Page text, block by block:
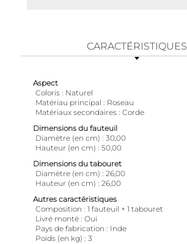
CARACTÉRISTIQUES
Aspect
Coloris
Naturel
Matériau principal
Roseau
Matériaux secondaires Corde
Dimensions du fauteuil
Diamètre (en cm)
30,00
Hauteur (en cm)
50,00
Dimensions du tabouret
Diamètre (en cm)
26,00
Hauteur (en cm)
26,00
Autres caractéristiques
Composition
1 fauteuil + 1 tabouret
Livré monté Oui
Pays de fabrication
Inde
Poids (en kg)
3